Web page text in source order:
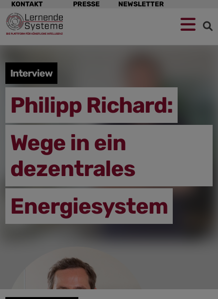
Zur
Navigation
springen
Zum
Hauptinhalt
springen
Zum
Footer
springen
Navigation
überspringen
KONTAKT PRESSE NEWSLETTER
Interview
Philipp Richard:
Wege in ein
dezentrales
Energiesystem